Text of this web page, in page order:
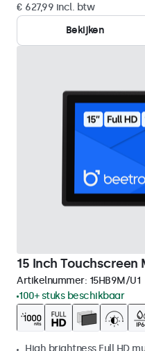
€ 627,99 incl. btw
Bekijken
15 Inch
Artikelnummer: 15HB9M/U1
100+ stuks beschikbaar
High brightness Full HD